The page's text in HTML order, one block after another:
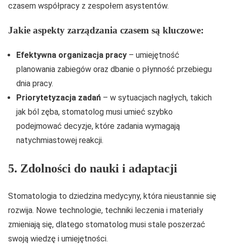
czasem współpracy z zespołem asystentów.
Jakie aspekty zarządzania czasem są kluczowe:
Efektywna organizacja pracy – umiejętność
planowania zabiegów oraz dbanie o płynność przebiegu
dnia pracy.
Priorytetyzacja zadań – w sytuacjach nagłych, takich
jak ból zęba, stomatolog musi umieć szybko
podejmować decyzje, które zadania wymagają
natychmiastowej reakcji.
5. Zdolności do nauki i adaptacji
Stomatologia to dziedzina medycyny, która nieustannie się
rozwija. Nowe technologie, techniki leczenia i materiały
zmieniają się, dlatego stomatolog musi stale poszerzać
swoją wiedzę i umiejętności.